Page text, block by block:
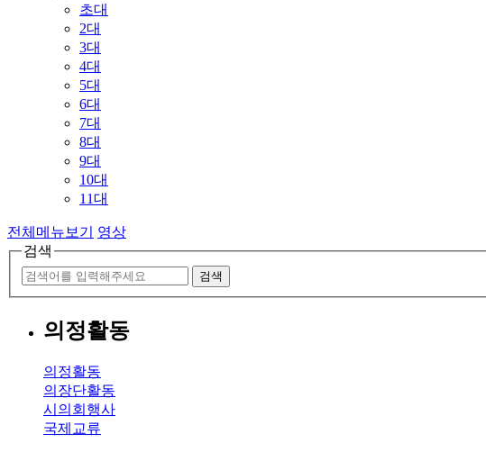
초대
2대
3대
4대
5대
6대
7대
8대
9대
10대
11대
전체메뉴보기
영상
검색
검색
의정활동
의정활동
의장단활동
시의회행사
국제교류